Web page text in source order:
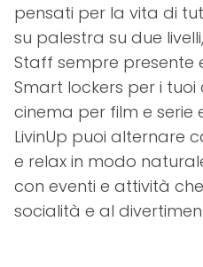
pensati per la vita di
su palestra su due
Staff sempre presente
Smart lockers per i tuoi
cinema per film e serie
LivinUp puoi alternare
e relax in modo
con eventi e attività
socialità e al